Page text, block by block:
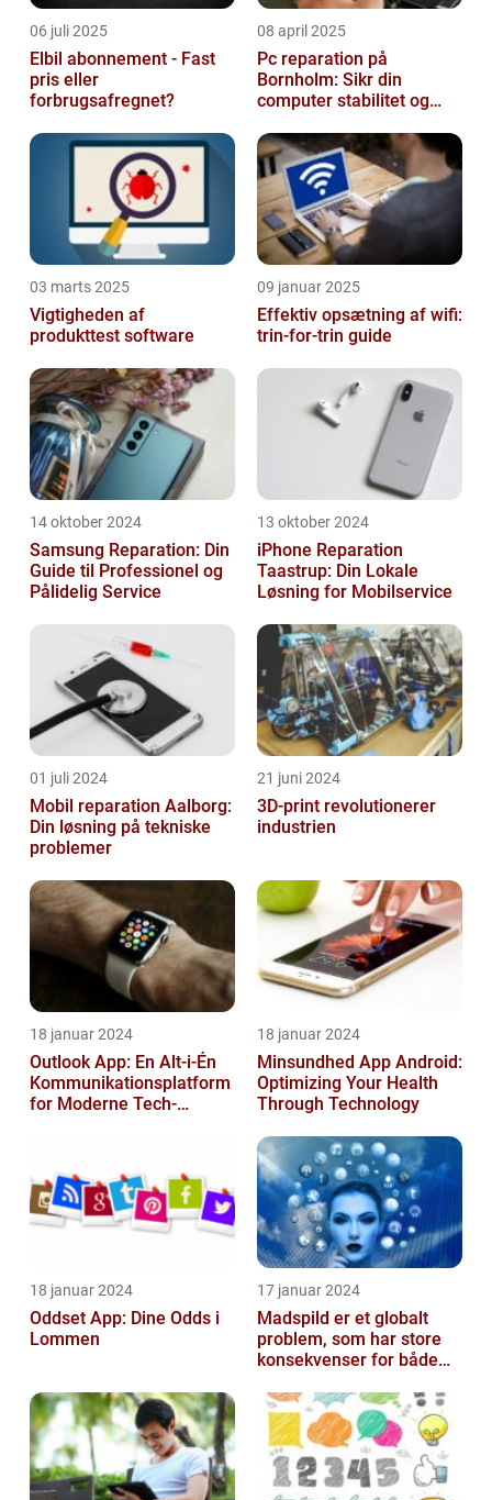
06 juli 2025
Elbil abonnement - Fast
pris eller
forbrugsafregnet?
08 april 2025
Pc reparation på
Bornholm: Sikr din
computer stabilitet og
03 marts 2025
Vigtigheden af
produkttest software
09 januar 2025
Effektiv opsætning af wifi:
trin-for-trin guide
14 oktober 2024
Samsung Reparation: Din
Guide til Professionel og
Pålidelig Service
13 oktober 2024
iPhone Reparation
Taastrup: Din Lokale
Løsning for Mobilservice
01 juli 2024
Mobil reparation Aalborg:
Din løsning på tekniske
problemer
21 juni 2024
3D-print revolutionerer
industrien
18 januar 2024
Outlook App: En Alt-i-Én
Kommunikationsplatform
for Moderne Tech-
18 januar 2024
Minsundhed App Android:
Optimizing Your Health
Through Technology
18 januar 2024
Oddset App: Dine Odds i
Lommen
17 januar 2024
Madspild er et globalt
problem, som har store
konsekvenser for både